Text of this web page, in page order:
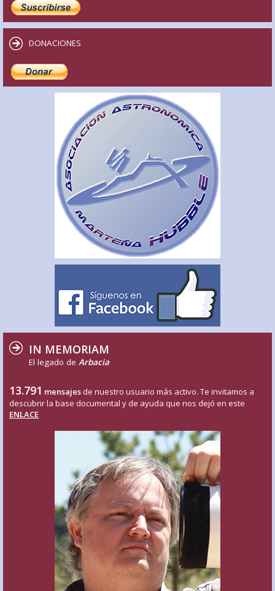
DONACIONES
IN MEMORIAM
El legado de Arbacia
13.791 mensajes de nuestro usuario más activo. Te invitamos a
descubrir la base documental y de ayuda que nos dejó en este
ENLACE